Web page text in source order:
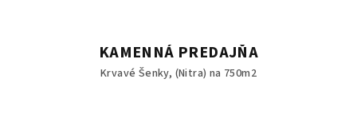
KAMENNÁ PREDAJŇA
Krvavé Šenky, (Nitra) na 750m2